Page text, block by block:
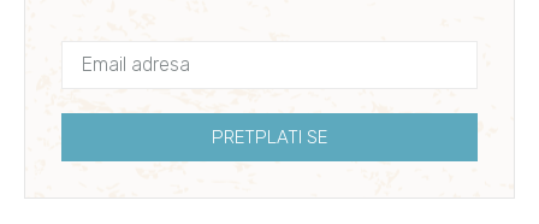
PRETPLATI SE